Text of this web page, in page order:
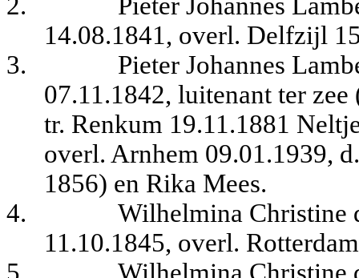
14.08.1841, overl. Delfzijl
3.
Pieter Johannes
07.11.1842, luitenant ter
tr. Renkum 19.11.1881
overl. Arnhem 09.01.1939,
1856) en Rika Mees.
4.
Wilhelmina Christine
11.10.1845, overl.